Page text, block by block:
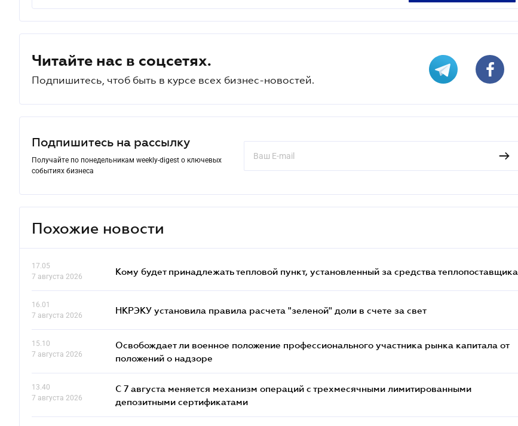
Читайте нас в соцсетях.
Подпишитесь, чтоб быть в курсе всех бизнес-новостей.
Подпишитесь на рассылку
Получайте по понедельникам weekly-digest о ключевых
событиях бизнеса
Похожие новости
17.05
7 августа 2026
Кому будет принадлежать тепловой пункт, установленный за средства теплопоставщика
16.01
7 августа 2026
НКРЭКУ установила правила расчета "зеленой" доли в счете за свет
15.10
7 августа 2026
Освобождает ли военное положение профессионального участника рынка капитала от
положений о надзоре
13.40
7 августа 2026
С 7 августа меняется механизм операций с трехмесячными лимитированными
депозитными сертификатами